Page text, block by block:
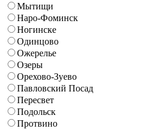
Мытищи
Наро-Фоминск
Ногинске
Одинцово
Ожерелье
Озеры
Орехово-Зуево
Павловский Посад
Пересвет
Подольск
Протвино